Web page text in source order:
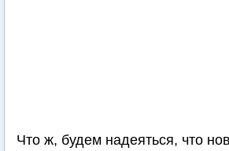
Что ж, будем надеяться, что